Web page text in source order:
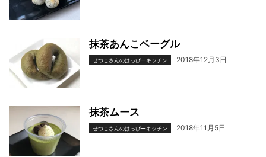
抹茶あんこベーグル
せつこさんのはっぴーキッチン 2018年12月3日
抹茶ムース
せつこさんのはっぴーキッチン 2018年11月5日